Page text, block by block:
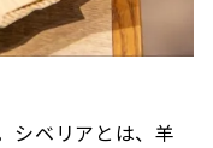
シベリアとは、羊